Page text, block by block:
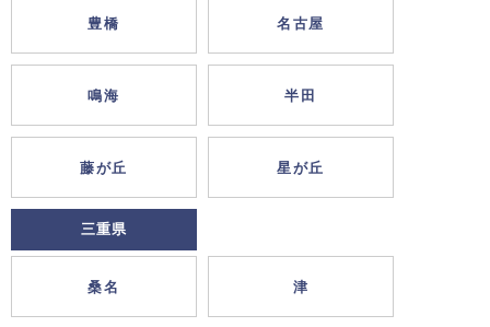
豊橋 名古屋
鳴海 半田
藤が丘 星が丘
三重県
桑名 津